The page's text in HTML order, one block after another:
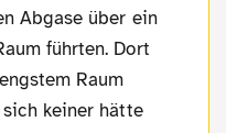
Abgase über ein
führten. Dort
Raum
keiner hätte